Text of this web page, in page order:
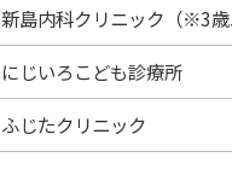
新島内科クリニック（※3歳
にじいろこども診療所
ふじたクリニック